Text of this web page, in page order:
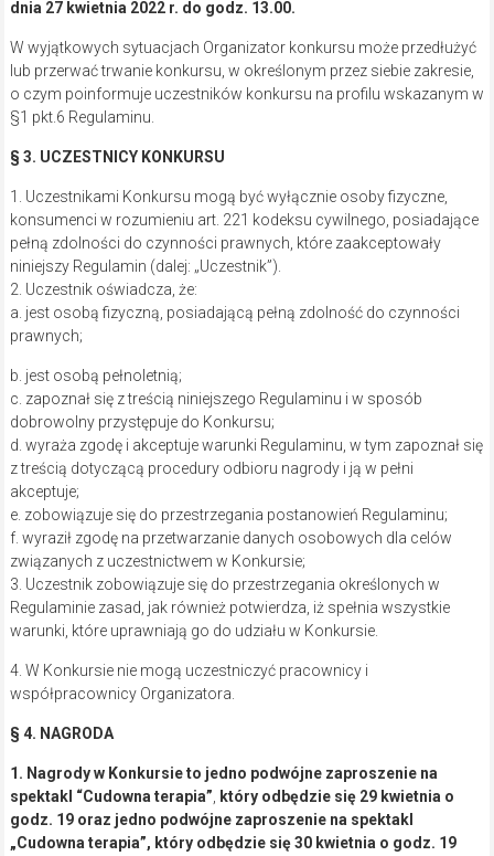
dnia 27 kwietnia 2022 r. do godz. 13.00.
W wyjątkowych sytuacjach Organizator konkursu może przedłużyć
lub przerwać trwanie konkursu, w określonym przez siebie zakresie,
o czym poinformuje uczestników konkursu na profilu wskazanym w
§1 pkt.6 Regulaminu.
§ 3. UCZESTNICY KONKURSU
1. Uczestnikami Konkursu mogą być wyłącznie osoby fizyczne,
konsumenci w rozumieniu art. 221 kodeksu cywilnego, posiadające
pełną zdolności do czynności prawnych, które zaakceptowały
niniejszy Regulamin (dalej: „Uczestnik”).
2. Uczestnik oświadcza, że:
a. jest osobą fizyczną, posiadającą pełną zdolność do czynności
prawnych;
b. jest osobą pełnoletnią;
c. zapoznał się z treścią niniejszego Regulaminu i w sposób
dobrowolny przystępuje do Konkursu;
d. wyraża zgodę i akceptuje warunki Regulaminu, w tym zapoznał się
z treścią dotyczącą procedury odbioru nagrody i ją w pełni
akceptuje;
e. zobowiązuje się do przestrzegania postanowień Regulaminu;
f. wyraził zgodę na przetwarzanie danych osobowych dla celów
związanych z uczestnictwem w Konkursie;
3. Uczestnik zobowiązuje się do przestrzegania określonych w
Regulaminie zasad, jak również potwierdza, iż spełnia wszystkie
warunki, które uprawniają go do udziału w Konkursie.
4. W Konkursie nie mogą uczestniczyć pracownicy i
współpracownicy Organizatora.
§ 4. NAGRODA
1. Nagrody w Konkursie to jedno podwójne zaproszenie na
spektakl “Cudowna terapia”
który odbędzie się 29 kwietnia o
godz. 19 oraz jedno podwójne zaproszenie na spektakl
„Cudowna terapia”, który odbędzie się 30 kwietnia o godz. 19